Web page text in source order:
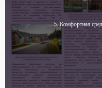
5. Комфортная